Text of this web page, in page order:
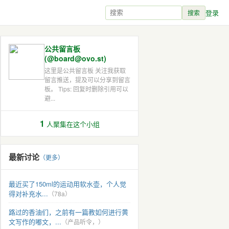
搜索 登录
公共留言板
(@board@ovo.st)
这里是公共留言板 关注我获取
留言推送，提及可以分享到留言
板。 Tips: 回复时删除引用可以
避...
1 人聚集在这个小组
最新讨论（更多）
最近买了150ml的运动用软水壶，个人觉
得对补充水... （78a）
路过的香油们，之前有一篇教如何进行黄
文写作的嘟文，... （产品听令，）